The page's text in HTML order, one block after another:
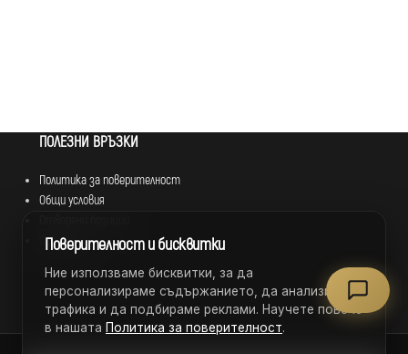
ПОЛЕЗНИ ВРЪЗКИ
Политика за поверителност
Общи условия
Франчайз
Поверителност и бисквитки
Ние използваме бисквитки, за да
персонализираме съдържанието, да анализираме
трафика и да подбираме реклами. Научете повече
в нашата Политика за поверителност.